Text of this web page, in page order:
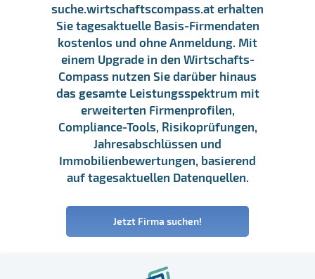
suche.wirtschaftscompass.at erhalten
Sie tagesaktuelle Basis-Firmendaten
kostenlos und ohne Anmeldung. Mit
einem Upgrade in den Wirtschafts-
Compass nutzen Sie darüber hinaus
das gesamte Leistungsspektrum mit
erweiterten Firmenprofilen,
Compliance-Tools, Risikoprüfungen,
Jahresabschlüssen und
Immobilienbewertungen, basierend
auf tagesaktuellen Datenquellen.
Jetzt Firma suchen!